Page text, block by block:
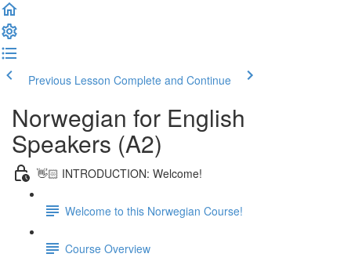
Previous Lesson Complete and Continue
Norwegian for English
Speakers (A2)
👋🏻 INTRODUCTION: Welcome!
Welcome to this Norwegian Course!
Course Overview